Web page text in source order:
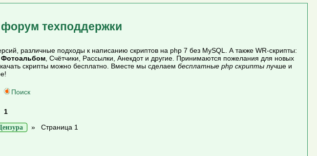
техподдержки
различные подходы к написанию скриптов на php 7 без MySQL. А также WR-скрипты:
Фотоальбом, Счётчики, Рассылки, Анекдот и другие. Принимаются пожелания для новых
скрипты можно бесплатно. Вместе мы сделаем бесплатные php скриптылучше и
Поиск
1
» Страница 1